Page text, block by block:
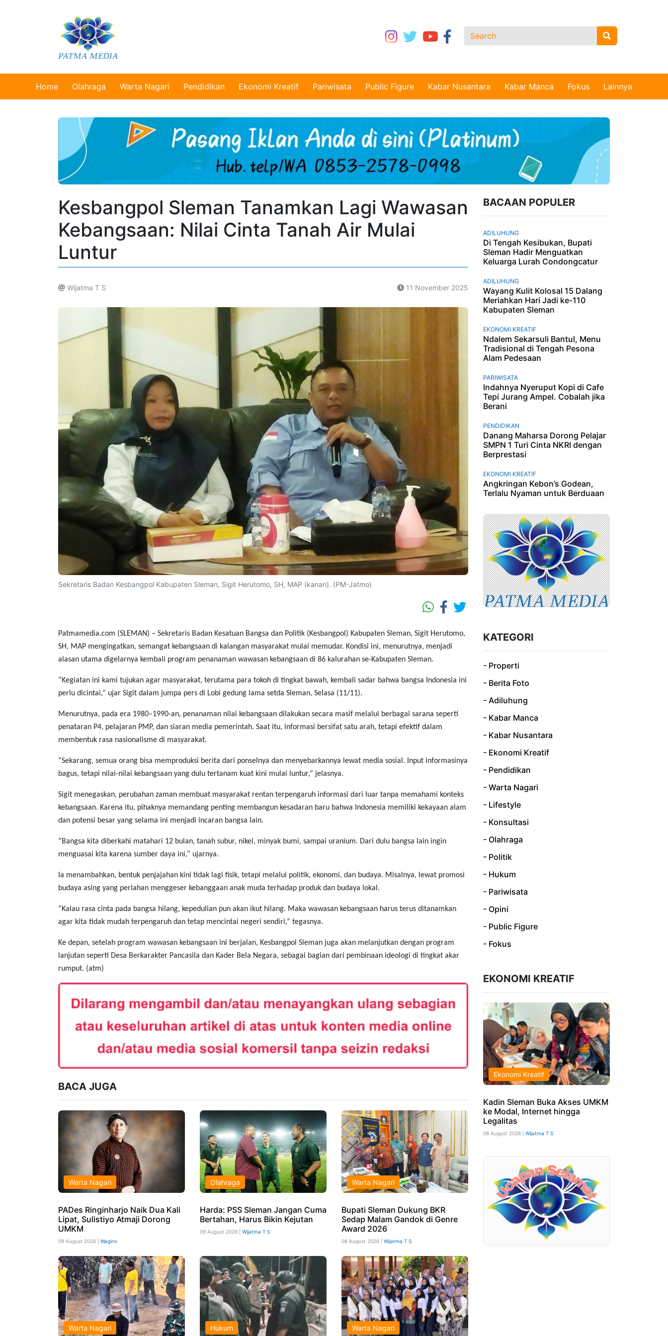
Home Olahraga Warta Nagari Pendidikan Ekonomi Kreatif Pariwisata Public Figure Kabar Nusantara Kabar Manca Fokus Lainnya
Kesbangpol Sleman Tanamkan Lagi Wawasan
Kebangsaan: Nilai Cinta Tanah Air Mulai
Luntur
Wijatma T S 11 November 2025
Sekretaris Badan Kesbangpol Kabupaten Sleman, Sigit Herutomo, SH, MAP (kanan). (PM-Jatmo)
Patmamedia.com (SLEMAN) – Sekretaris Badan Kesatuan Bangsa dan Politik (Kesbangpol) Kabupaten Sleman, Sigit Herutomo,
SH, MAP mengingatkan, semangat kebangsaan di kalangan masyarakat mulai memudar. Kondisi ini, menurutnya, menjadi
alasan utama digelarnya kembali program penanaman wawasan kebangsaan di 86 kalurahan se-Kabupaten Sleman.
“Kegiatan ini kami tujukan agar masyarakat, terutama para tokoh di tingkat bawah, kembali sadar bahwa bangsa Indonesia ini
perlu dicintai,” ujar Sigit dalam jumpa pers di Lobi gedung lama setda Sleman, Selasa (11/11).
Menurutnya, pada era 1980–1990-an, penanaman nilai kebangsaan dilakukan secara masif melalui berbagai sarana seperti
penataran P4, pelajaran PMP, dan siaran media pemerintah. Saat itu, informasi bersifat satu arah, tetapi efektif dalam
membentuk rasa nasionalisme di masyarakat.
“Sekarang, semua orang bisa memproduksi berita dari ponselnya dan menyebarkannya lewat media sosial. Input informasinya
bagus, tetapi nilai-nilai kebangsaan yang dulu tertanam kuat kini mulai luntur,” jelasnya.
Sigit menegaskan, perubahan zaman membuat masyarakat rentan terpengaruh informasi dari luar tanpa memahami konteks
kebangsaan. Karena itu, pihaknya memandang penting membangun kesadaran baru bahwa Indonesia memiliki kekayaan alam
dan potensi besar yang selama ini menjadi incaran bangsa lain.
“Bangsa kita diberkahi matahari 12 bulan, tanah subur, nikel, minyak bumi, sampai uranium. Dari dulu bangsa lain ingin
menguasai kita karena sumber daya ini,” ujarnya.
Ia menambahkan, bentuk penjajahan kini tidak lagi fisik, tetapi melalui politik, ekonomi, dan budaya. Misalnya, lewat promosi
budaya asing yang perlahan menggeser kebanggaan anak muda terhadap produk dan budaya lokal.
“Kalau rasa cinta pada bangsa hilang, kepedulian pun akan ikut hilang. Maka wawasan kebangsaan harus terus ditanamkan
agar kita tidak mudah terpengaruh dan tetap mencintai negeri sendiri,” tegasnya.
Ke depan, setelah program wawasan kebangsaan ini berjalan, Kesbangpol Sleman juga akan melanjutkan dengan program
lanjutan seperti Desa Berkarakter Pancasila dan Kader Bela Negara, sebagai bagian dari pembinaan ideologi di tingkat akar
rumput. (atm)
BACA JUGA
Warta Nagari
PADes Ringinharjo Naik Dua Kali
Lipat, Sulistiyo Atmaji Dorong
UMKM
09 August 2026 | Wagino
Olahraga
Harda: PSS Sleman Jangan Cuma
Bertahan, Harus Bikin Kejutan
09 August 2026 | Wijatma T S
Warta Nagari
Bupati Sleman Dukung BKR
Sedap Malam Gandok di Genre
Award 2026
08 August 2026 | Wijatma T S
Warta Nagari Hukum Warta Nagari
BACAAN POPULER
ADILUHUNG
Di Tengah Kesibukan, Bupati
Sleman Hadir Menguatkan
Keluarga Lurah Condongcatur
ADILUHUNG
Wayang Kulit Kolosal 15 Dalang
Meriahkan Hari Jadi ke-110
Kabupaten Sleman
EKONOMI KREATIF
Ndalem Sekarsuli Bantul, Menu
Tradisional di Tengah Pesona
Alam Pedesaan
PARIWISATA
Indahnya Nyeruput Kopi di Cafe
Tepi Jurang Ampel. Cobalah jika
Berani
PENDIDIKAN
Danang Maharsa Dorong Pelajar
SMPN 1 Turi Cinta NKRI dengan
Berprestasi
EKONOMI KREATIF
Angkringan Kebon’s Godean,
Terlalu Nyaman untuk Berduaan
KATEGORI
- Properti
- Berita Foto
- Adiluhung
- Kabar Manca
- Kabar Nusantara
- Ekonomi Kreatif
- Pendidikan
- Warta Nagari
- Lifestyle
- Konsultasi
- Olahraga
- Politik
- Hukum
- Pariwisata
- Opini
- Public Figure
- Fokus
EKONOMI KREATIF
Ekonomi Kreatif
Kadin Sleman Buka Akses UMKM
ke Modal, Internet hingga
Legalitas
06 August 2026 | Wijatma T S